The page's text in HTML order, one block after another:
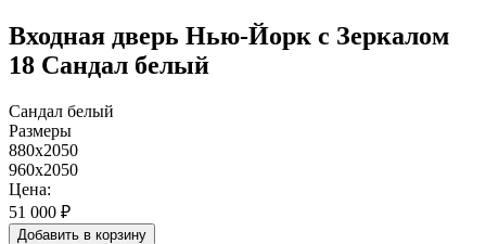
Входная дверь Нью-Йорк с Зеркалом
18 Сандал белый
Сандал белый
Размеры
880x2050
960x2050
Цена:
51 000 ₽
Добавить в корзину